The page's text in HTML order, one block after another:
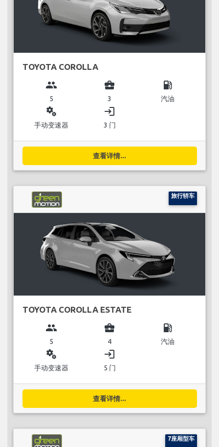
TOYOTA COROLLA
group
5
business_center
3
local_gas_station
汽油
miscellaneous_services
手动变速器
login
3 门
查看详情...
旅行轿车
TOYOTA COROLLA ESTATE
group
5
business_center
4
local_gas_station
汽油
miscellaneous_services
手动变速器
login
5 门
查看详情...
7座厢型车